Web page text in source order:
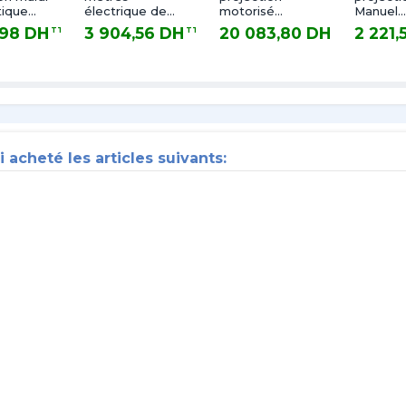
DH TTC
électrique de
projection
DINON mural
3 904,56 DH TTC
motorisé
5.00x4.00
mètres
20 083,80 DH
Manuel
Mètres
2
acheté les articles suivants: